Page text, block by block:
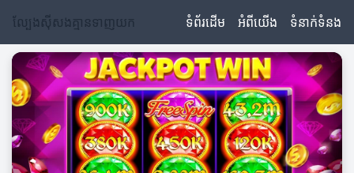
ល្បែងស៊ីសងគ្មានទាញយក ទំព័រដើម អំពីយើង ទំនាក់ទំនង